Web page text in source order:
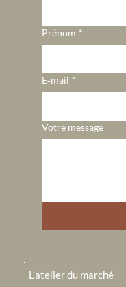
L’atelier du marché
Prénom *
E‑mail *
Votre message